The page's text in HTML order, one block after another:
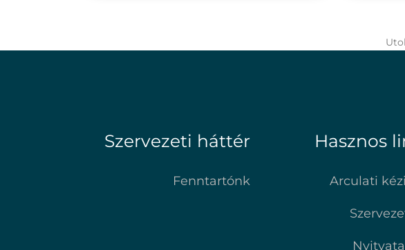
Szervezeti háttér
Fenntartónk
Hasznos
Arculati